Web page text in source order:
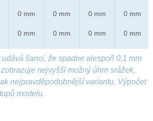
0 mm
0 mm
0 mm
0 mm
0 mm
0 mm
0 mm
0 mm
šanci, že spadne alespoň 0,1 mm
nejvyšší možný úhrn srážek,
nejpravděpodobnější variantu. Výpočet
modelu.